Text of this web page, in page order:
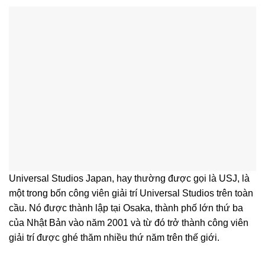
Universal Studios Japan, hay thường được gọi là USJ, là
một trong bốn công viên giải trí Universal Studios trên toàn
cầu. Nó được thành lập tại Osaka, thành phố lớn thứ ba
của Nhật Bản vào năm 2001 và từ đó trở thành công viên
giải trí được ghé thăm nhiều thứ năm trên thế giới.